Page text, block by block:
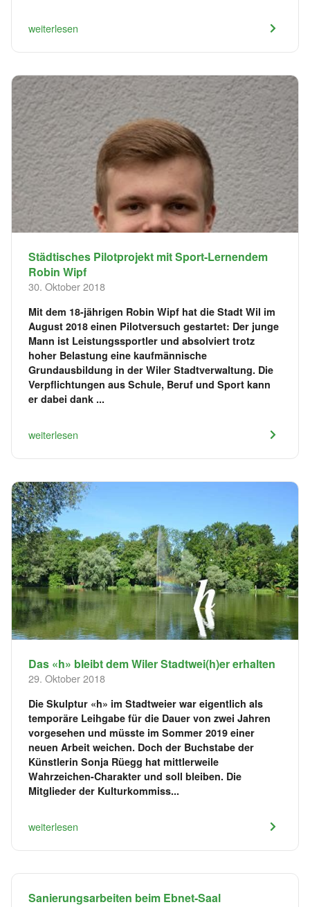
weiterlesen
Städtisches Pilotprojekt mit Sport-Lernendem
Robin Wipf
30. Oktober 2018
Mit dem 18-jährigen Robin Wipf hat die Stadt Wil im
August 2018 einen Pilotversuch gestartet: Der junge
Mann ist Leistungssportler und absolviert trotz
hoher Belastung eine kaufmännische
Grundausbildung in der Wiler Stadtverwaltung. Die
Verpflichtungen aus Schule, Beruf und Sport kann
er dabei dank ...
weiterlesen
Das «h» bleibt dem Wiler Stadtwei(h)er erhalten
29. Oktober 2018
Die Skulptur «h» im Stadtweier war eigentlich als
temporäre Leihgabe für die Dauer von zwei Jahren
vorgesehen und müsste im Sommer 2019 einer
neuen Arbeit weichen. Doch der Buchstabe der
Künstlerin Sonja Rüegg hat mittlerweile
Wahrzeichen-Charakter und soll bleiben. Die
Mitglieder der Kulturkommiss...
weiterlesen
Sanierungsarbeiten beim Ebnet-Saal